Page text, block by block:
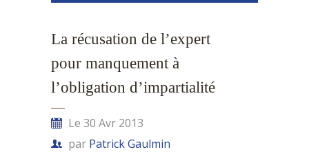
La récusation de l’expert
pour manquement à
l’obligation d’impartialité
Le 30 Avr 2013
par Patrick Gaulmin